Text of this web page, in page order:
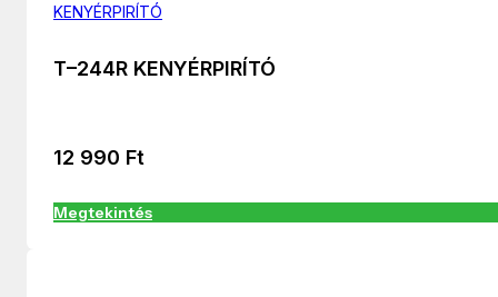
KENYÉRPIRÍTÓ
T–244R KENYÉRPIRÍTÓ
12 990 Ft
Megtekintés